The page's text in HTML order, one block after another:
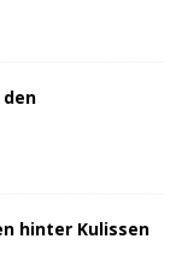
hinter Kulissen